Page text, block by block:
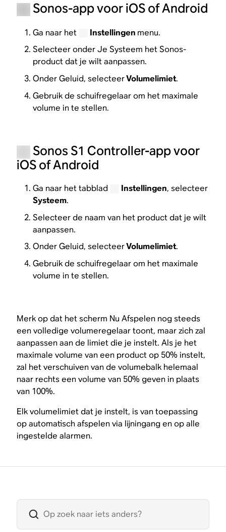
Sonos-app voor iOS of Android
Ga naar het Instellingen menu.
Selecteer onder Je Systeem het Sonos-
product dat je wilt aanpassen.
Onder Geluid, selecteerVolumelimiet.
Gebruik de schuifregelaar om het maximale
volume in te stellen.
Sonos S1 Controller-app voor
iOS of Android
Ga naar het tabblad Instellingen, selecteer
Systeem.
Selecteer de naam van het product dat je wilt
aanpassen.
Onder Geluid, selecteerVolumelimiet.
Gebruik de schuifregelaar om het maximale
volume in te stellen.
Merk op dat het scherm Nu Afspelen nog steeds
een volledige volumeregelaar toont, maar zich zal
aanpassen aan de limiet die je instelt. Als je het
maximale volume van een product op 50% instelt,
zal het verschuiven van de volumebalk helemaal
naar rechts een volume van 50% geven in plaats
van 100%.
Elk volumelimiet dat je instelt, is van toepassing
op automatisch afspelen via lijningang en op alle
ingestelde alarmen.